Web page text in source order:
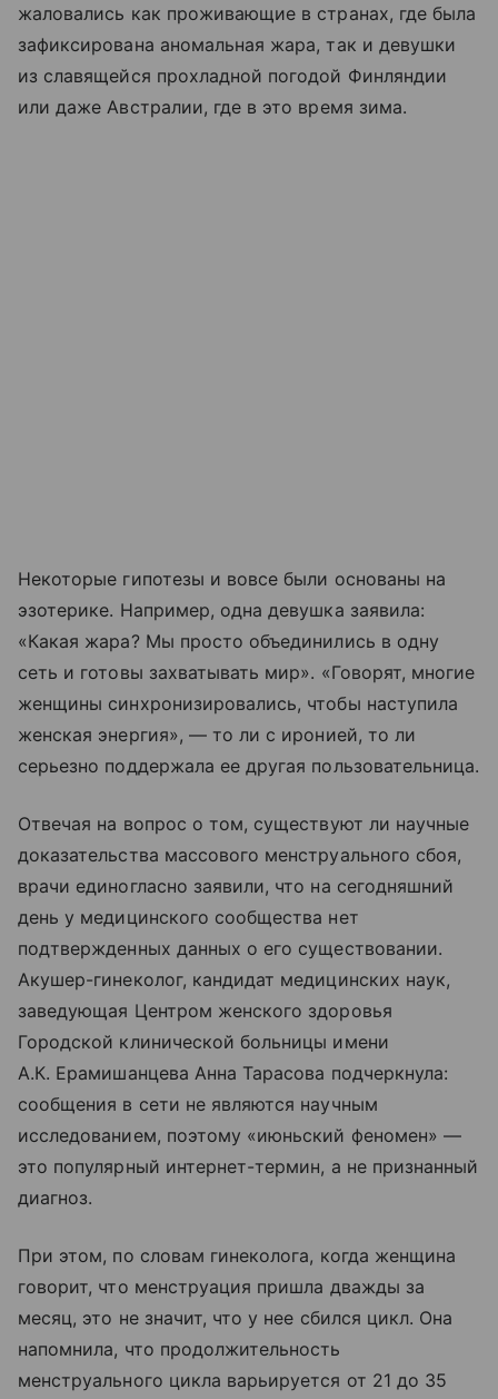
жаловались как проживающие в странах, где была
зафиксирована аномальная жара, так и девушки
из славящейся прохладной погодой Финляндии
или даже Австралии, где в это время зима.
Некоторые гипотезы и вовсе были основаны на
эзотерике. Например, одна девушка заявила:
«Какая жара? Мы просто объединились в одну
сеть и готовы захватывать мир». «Говорят, многие
женщины синхронизировались, чтобы наступила
женская энергия», — то ли с иронией, то ли
серьезно поддержала ее другая пользовательница.
Отвечая на вопрос о том, существуют ли научные
доказательства массового менструального сбоя,
врачи единогласно заявили, что на сегодняшний
день у медицинского сообщества нет
подтвержденных данных о его существовании.
Акушер-гинеколог, кандидат медицинских наук,
заведующая Центром женского здоровья
Городской клинической больницы имени
А.К. Ерамишанцева Анна Тарасова подчеркнула:
сообщения в сети не являются научным
исследованием, поэтому «июньский феномен» —
это популярный интернет-термин, а не признанный
диагноз.
При этом, по словам гинеколога, когда женщина
говорит, что менструация пришла дважды за
месяц, это не значит, что у нее сбился цикл. Она
напомнила, что продолжительность
менструального цикла варьируется от 21 до 35